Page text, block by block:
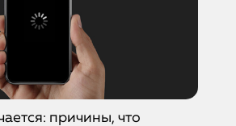
причины, что